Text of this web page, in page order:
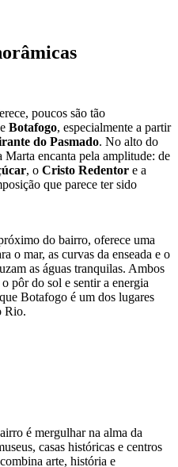
poucos são tão
Botafogo, especialmente a partir
do Pasmado. No alto do
encanta pela amplitude: de
, o Cristo Redentor e a
que parece ter sido
do bairro, oferece uma
o mar, as curvas da enseada e o
as águas tranquilas. Ambos
pôr do sol e sentir a energia
Botafogo é um dos lugares
Rio.
é mergulhar na alma da
casas históricas e centros
arte, história e